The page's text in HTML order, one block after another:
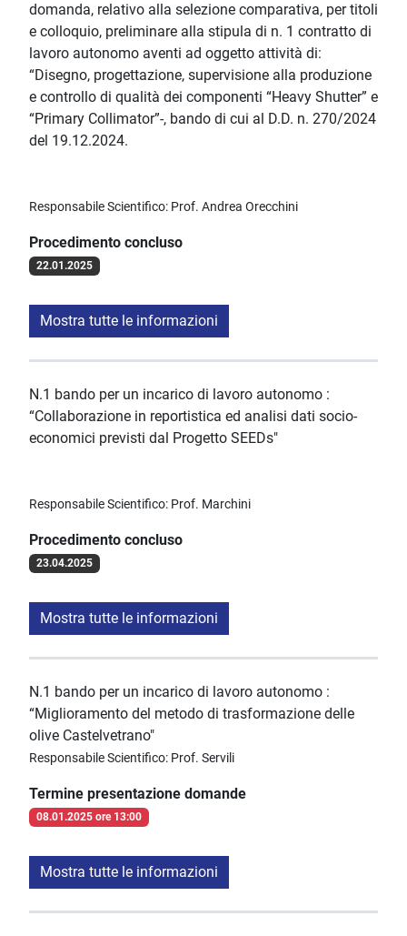
domanda, relativo alla selezione comparativa, per titoli
e colloquio, preliminare alla stipula di n. 1 contratto di
lavoro autonomo aventi ad oggetto attività di:
“Disegno, progettazione, supervisione alla produzione
e controllo di qualità dei componenti “Heavy Shutter” e
“Primary Collimator”-, bando di cui al D.D. n. 270/2024
del 19.12.2024.
Responsabile Scientifico: Prof. Andrea Orecchini
Procedimento concluso
22.01.2025
Mostra tutte le informazioni
N.1 bando per un incarico di lavoro autonomo :
“Collaborazione in reportistica ed analisi dati socio-
economici previsti dal Progetto SEEDs"
Responsabile Scientifico: Prof. Marchini
Procedimento concluso
23.04.2025
Mostra tutte le informazioni
N.1 bando per un incarico di lavoro autonomo :
“Miglioramento del metodo di trasformazione delle
olive Castelvetrano"
Responsabile Scientifico: Prof. Servili
Termine presentazione domande
08.01.2025 ore 13:00
Mostra tutte le informazioni